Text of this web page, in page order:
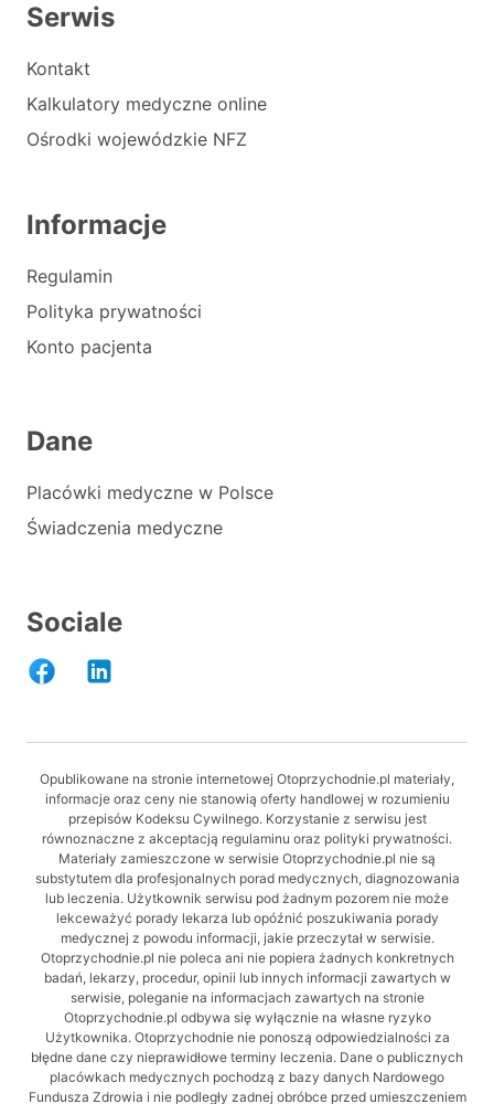
Serwis
Kontakt
Kalkulatory medyczne online
Ośrodki wojewódzkie NFZ
Informacje
Regulamin
Polityka prywatności
Konto pacjenta
Dane
Placówki medyczne w Polsce
Świadczenia medyczne
Sociale
Opublikowane na stronie internetowej Otoprzychodnie.pl materiały,
informacje oraz ceny nie stanowią oferty handlowej w rozumieniu
przepisów Kodeksu Cywilnego. Korzystanie z serwisu jest
równoznaczne z akceptacją regulaminu oraz polityki prywatności.
Materiały zamieszczone w serwisie Otoprzychodnie.pl nie są
substytutem dla profesjonalnych porad medycznych, diagnozowania
lub leczenia. Użytkownik serwisu pod żadnym pozorem nie może
lekceważyć porady lekarza lub opóźnić poszukiwania porady
medycznej z powodu informacji, jakie przeczytał w serwisie.
Otoprzychodnie.pl nie poleca ani nie popiera żadnych konkretnych
badań, lekarzy, procedur, opinii lub innych informacji zawartych w
serwisie, poleganie na informacjach zawartych na stronie
Otoprzychodnie.pl odbywa się wyłącznie na własne ryzyko
Użytkownika. Otoprzychodnie nie ponoszą odpowiedzialności za
błędne dane czy nieprawidłowe terminy leczenia. Dane o publicznych
placówkach medycznych pochodzą z bazy danych Nardowego
Fundusza Zdrowia i nie podległy zadnej obróbce przed umieszczeniem